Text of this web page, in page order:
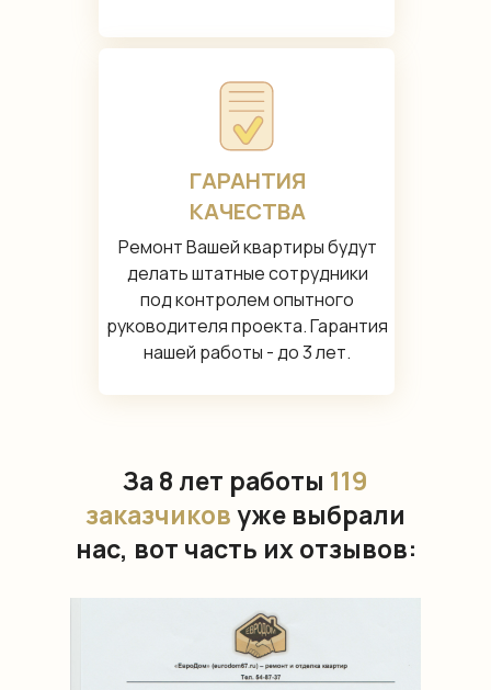
ГАРАНТИЯ
КАЧЕСТВА
Ремонт Вашей квартиры будут
делать штатные сотрудники
под контролем опытного
руководителя проекта. Гарантия
нашей работы - до 3 лет.
За 8 лет работы 119
заказчиковуже выбрали
нас, вот часть их отзывов: